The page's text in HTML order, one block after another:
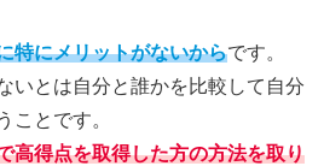
特にメリットがないからです。
いとは自分と誰かを比較して自分
ことです。
高得点を取得した方の方法を取り